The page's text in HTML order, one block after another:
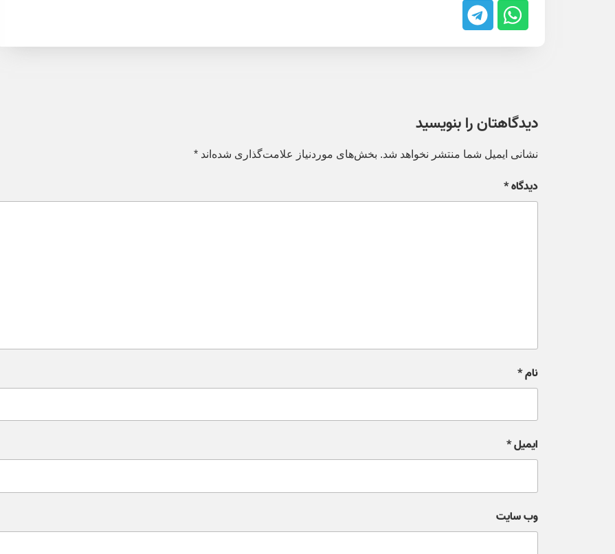
دیدگاهتان را بنویسید
نشانی ایمیل شما منتشر نخواهد شد. بخش‌های موردنیاز علامت‌گذاری شده‌اند *
دیدگاه*
نام*
ایمیل*
وب‌ سایت